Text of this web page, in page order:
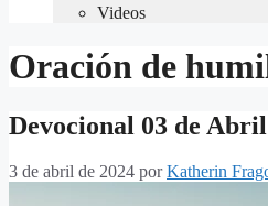
Videos
Oración de
Devocional 03 de
3 de abril de 2024 porKatherin